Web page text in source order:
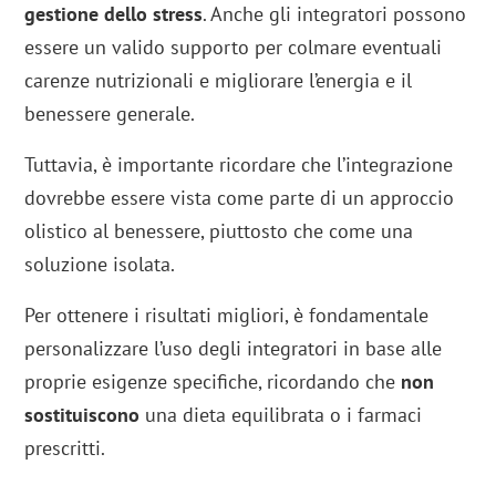
gestione dello stress. Anche gli integratori possono
essere un valido supporto per colmare eventuali
carenze nutrizionali e migliorare l’energia e il
benessere generale.
Tuttavia, è importante ricordare che l’integrazione
dovrebbe essere vista come parte di un approccio
olistico al benessere, piuttosto che come una
soluzione isolata.
Per ottenere i risultati migliori, è fondamentale
personalizzare l’uso degli integratori in base alle
proprie esigenze specifiche, ricordando che non
sostituiscono una dieta equilibrata o i farmaci
prescritti.